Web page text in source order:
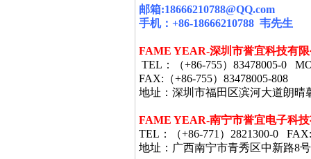
邮箱:18666210788@QQ.com
手机： +86-18666210788 韦先生
FAME YEAR-深圳市誉宜科技有
TEL ：（+86-755） 83478005-0
FAX: （+86-755） 83478005-808
地址：深圳市福田区滨河大道朗晴
FAME YEAR-南宁市誉宜电子科
TEL ：（+86-771 ） 2821300-0 FAX:
地址：广西南宁市青秀区中新路8